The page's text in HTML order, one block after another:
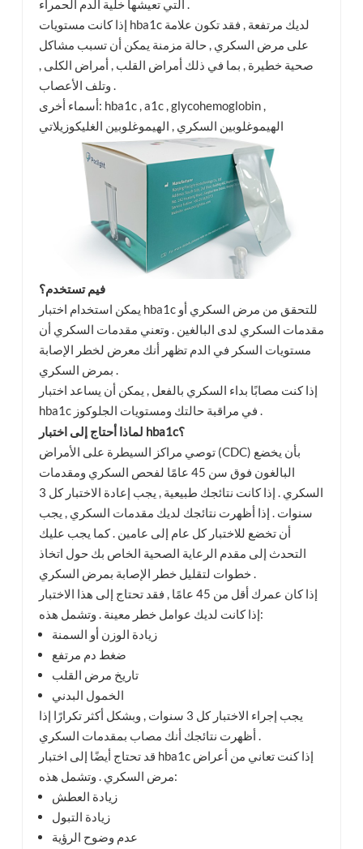
التي تعيشها خلية الدم الحمراء .
إذا كانت مستويات hba1c لديك مرتفعة , فقد تكون علامة
على مرض السكري , حالة مزمنة يمكن أن تسبب مشاكل
صحية خطيرة , بما في ذلك أمراض القلب , أمراض الكلى ,
وتلف الأعصاب .
أسماء أخرى: hba1c , a1c , glycohemoglobin ,
الهيموغلوبين السكري , الهيموغلوبين الغليكوزيلاتي
فيم تستخدم؟
يمكن استخدام اختبار hba1c للتحقق من مرض السكري أو
مقدمات السكري لدى البالغين . وتعني مقدمات السكري أن
مستويات السكر في الدم تظهر أنك معرض لخطر الإصابة
بمرض السكري .
إذا كنت مصابًا بداء السكري بالفعل , يمكن أن يساعد اختبار
hba1c في مراقبة حالتك ومستويات الجلوكوز .
لماذا أحتاج إلى اختبار hba1c؟
توصي مراكز السيطرة على الأمراض (CDC) بأن يخضع
البالغون فوق سن 45 عامًا لفحص السكري ومقدمات
السكري . إذا كانت نتائجك طبيعية , يجب إعادة الاختبار كل 3
سنوات . إذا أظهرت نتائجك لديك مقدمات السكري , يجب
أن تخضع للاختبار كل عام إلى عامين . كما يجب عليك
التحدث إلى مقدم الرعاية الصحية الخاص بك حول اتخاذ
خطوات لتقليل خطر الإصابة بمرض السكري .
إذا كان عمرك أقل من 45 عامًا , فقد تحتاج إلى هذا الاختبار
إذا كانت لديك عوامل خطر معينة . وتشمل هذه:
زيادة الوزن أو السمنة
ضغط دم مرتفع
تاريخ مرض القلب
الخمول البدني
يجب إجراء الاختبار كل 3 سنوات , وبشكل أكثر تكرارًا إذا
أظهرت نتائجك أنك مصاب بمقدمات السكري .
قد تحتاج أيضًا إلى اختبار hba1c إذا كنت تعاني من أعراض
مرض السكري . وتشمل هذه:
زيادة العطش
زيادة التبول
عدم وضوح الرؤية